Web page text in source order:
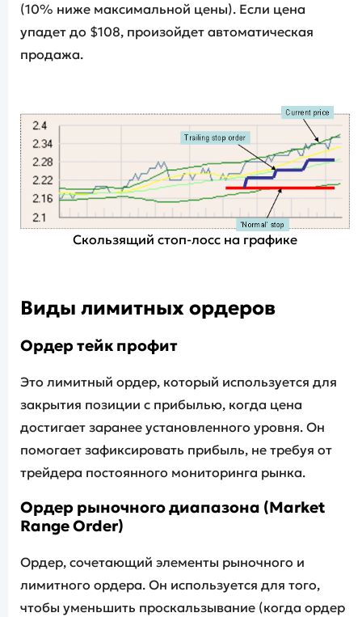
(10% ниже максимальной цены). Если цена
упадет до $108, произойдет автоматическая
продажа.
Скользящий стоп-лосс на графике
Виды лимитных ордеров
Ордер тейк профит
Это лимитный ордер, который используется для
закрытия позиции с прибылью, когда цена
достигает заранее установленного уровня. Он
помогает зафиксировать прибыль, не требуя от
трейдера постоянного мониторинга рынка.
Ордер рыночного диапазона (Market
Range Order)
Ордер, сочетающий элементы рыночного и
лимитного ордера. Он используется для того,
чтобы уменьшить проскальзывание (когда ордер